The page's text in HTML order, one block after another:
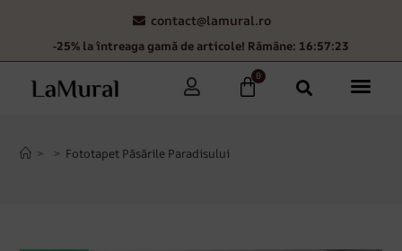
contact@lamural.ro
-25% la întreaga gamă de articole! Rămâne: 16:57:22
0
> > Fototapet Păsările Paradisului